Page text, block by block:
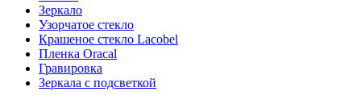
Зеркало
Узорчатое стекло
Крашеное стекло Lacobel
Пленка Oracal
Гравировка
Зеркала с подсветкой